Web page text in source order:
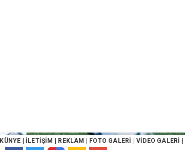
KÜNYE İLETİŞİM REKLAM FOTO GALERİ VİDEO GALERİ